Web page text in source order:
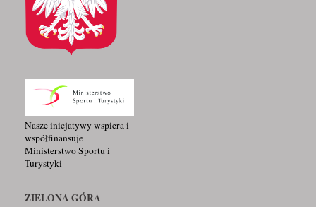
Nasze inicjatywy wspiera i
współfinansuje
Ministerstwo Sportu i
Turystyki
ZIELONA GÓRA